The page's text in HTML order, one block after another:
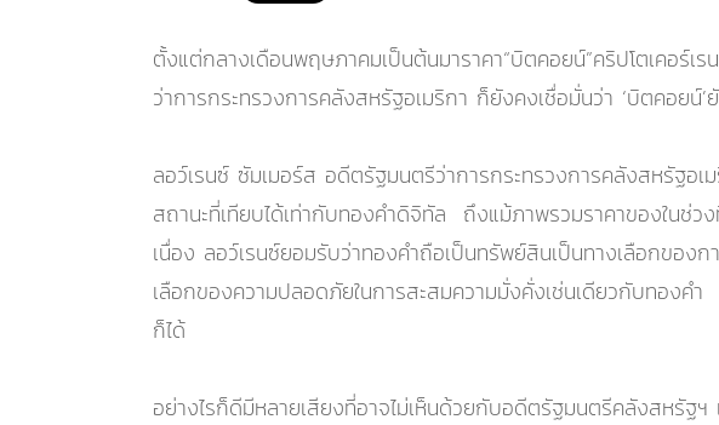
ตั้งแต่กลางเดือนพฤษภาคมเป็นต้นมาราคา“บิตคอยน์”คริปโตเคอ
ว่าการกระทรวงการคลังสหรัฐอเมริกา ก็ยังคงเชื่อมั่นว่า ‘บิตคอย
ลอว์เรนซ์ ซัมเมอร์ส อดีตรัฐมนตรีว่าการกระทรวงการคลังสหรัฐอ
สถานะที่เทียบได้เท่ากับทองคำดิจิทัล ถึงแม้ภาพรวมราคาของในช่
เนื่อง ลอว์เรนซ์ยอมรับว่าทองคำถือเป็นทรัพย์สินเป็นทางเลือกของ
เลือกของความปลอดภัยในการสะสมความมั่งคั่งเช่นเดียวกับทองค
ก็ได้
อย่างไรก็ดีมีหลายเสียงที่อาจไม่เห็นด้วยกับอดีตรัฐมนตรีคลังสหรัฐ